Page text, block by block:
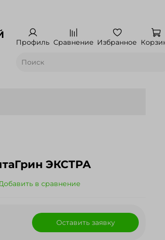
Профиль Сравнение Избранное
ЭКСТРА
в сравнение
Оставить заявку